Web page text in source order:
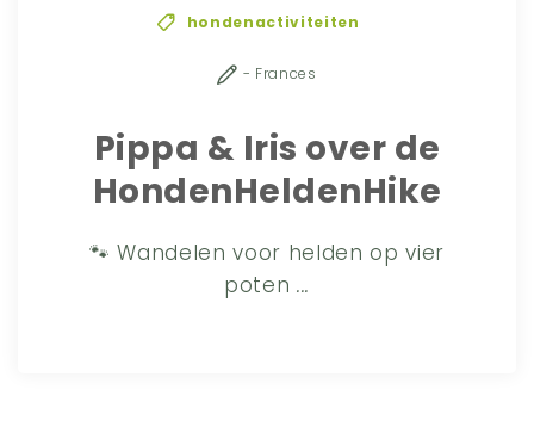
hondenactiviteiten
- Frances
Pippa & Iris over de
HondenHeldenHike
🐾 Wandelen voor helden op vier
poten ...